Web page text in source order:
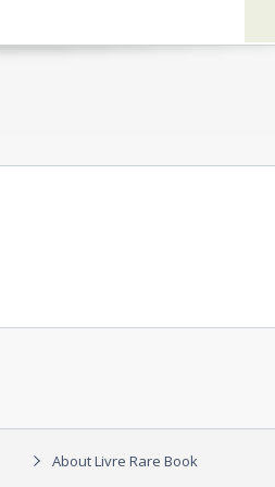
About Livre Rare Book